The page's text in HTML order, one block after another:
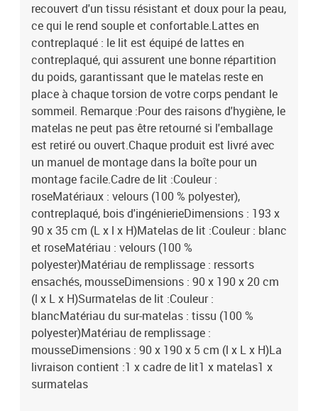
recouvert d'un tissu résistant et doux pour la peau,
ce qui le rend souple et confortable.Lattes en
contreplaqué : le lit est équipé de lattes en
contreplaqué, qui assurent une bonne répartition
du poids, garantissant que le matelas reste en
place à chaque torsion de votre corps pendant le
sommeil. Remarque :Pour des raisons d'hygiène, le
matelas ne peut pas être retourné si l'emballage
est retiré ou ouvert.Chaque produit est livré avec
un manuel de montage dans la boîte pour un
montage facile.Cadre de lit :Couleur :
roseMatériaux : velours (100 % polyester),
contreplaqué, bois d'ingénierieDimensions : 193 x
90 x 35 cm (L x l x H)Matelas de lit :Couleur : blanc
et roseMatériau : velours (100 %
polyester)Matériau de remplissage : ressorts
ensachés, mousseDimensions : 90 x 190 x 20 cm
(l x L x H)Surmatelas de lit :Couleur :
blancMatériau du sur-matelas : tissu (100 %
polyester)Matériau de remplissage :
mousseDimensions : 90 x 190 x 5 cm (l x L x H)La
livraison contient :1 x cadre de lit1 x matelas1 x
surmatelas